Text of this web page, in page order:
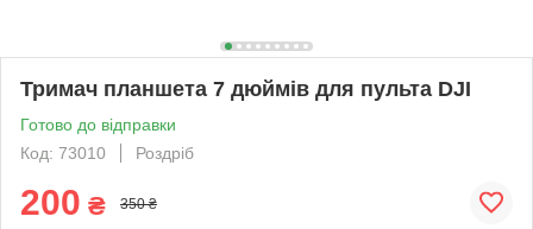
Тримач планшета 7 дюймів для пульта DJI
Готово до відправки
Код: 73010
Роздріб
200 ₴ 350 ₴